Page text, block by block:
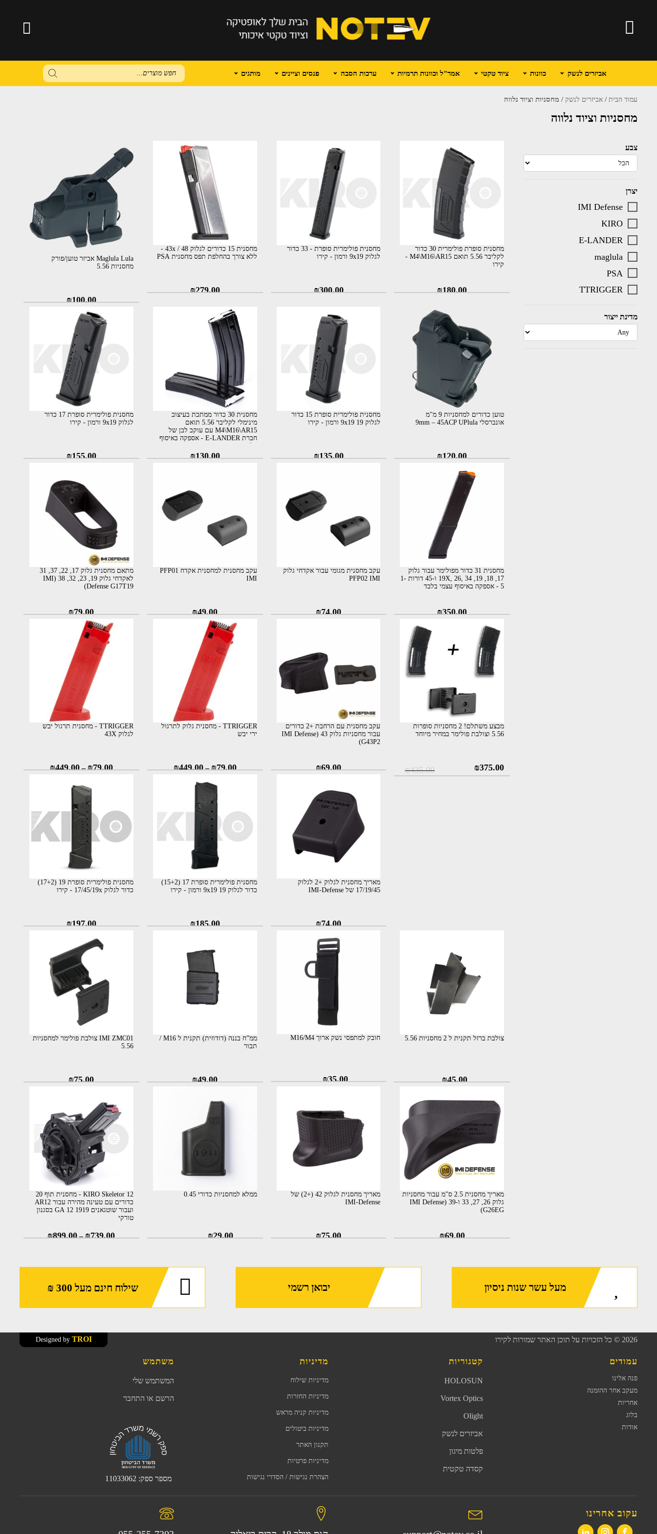
אביזרים לנשק כוונות ציוד טקטי אמר"ל וכוונות תרמיות ערכות הסבה פנסים וציינים מותגים
Products
search
עמוד הבית / אביזרים לנשק / מחסניות וציוד נלווה
מחסניות וציוד נלווה
צבע
יצרן
IMI Defense
KIRO
E-LANDER
maglula
PSA
TTRIGGER
מדינת ייצור
מחסנית סופרת פולימרית 30 כדור
לקליבר 5.56 תואם M4\M16\AR15 -
קירו
₪180.00
מחסנית פולימרית סופרת - 33 כדור
לגלוק 9x19 ורמון - קירו
₪300.00
מחסנית 15 כדורים לגלוק 43x / 48 -
ללא צורך בהחלפת תפס מחסנית PSA
₪279.00
Maglula Lula אביזר טוען/פורק
מחסניות 5.56
₪100.00
טוען כדורים למחסניות 9 מ"מ
אונברסלי 9mm – 45ACP UPlula
₪120.00
מחסנית פולימרית סופרת 15 כדור
לגלוק 19 9x19 ורמון - קירו
₪135.00
מחסנית 30 כדור ממתכת בעיצוב
מינימלי לקליבר 5.56 תואם
M4\M16\AR15 עם עוקב לבן של
חברת E-LANDER - אספקה באיסוף
₪130.00
מחסנית פולימרית סופרת 17 כדור
לגלוק 9x19 ורמון - קירו
₪155.00
מחסנית 31 כדור מפולימר עבור גלוק
17, 18, 19, 19X, 26, 34 ו-45 דורות 1-
5 - אספקה באיסוף עצמי בלבד
₪350.00
עקב מחסנית מגומי עבור אקדחי גלוק
PFP02 IMI
₪74.00
עקב מחסנית למחסנית אקדח PFP01
IMI
₪49.00
מתאם מחסנית גלוק 17, 22, 37, 31
לאקדחי גלוק 19, 23, 32, 38 (IMI
Defense G17T19)
₪79.00
מבצע משתלם! 2 מחסניות סופרות
5.56 וצולבת פולימר במחיר מיוחד
₪435.00המחיר
₪375.00
המחיר
עקב מחסנית עם הרחבת +2 כדורים
עבור מחסניות גלוק 43 (IMI Defense
G43P2)
₪69.00
TTRIGGER - מחסנית גלוק לתרגול
ירי יבש
₪79.00
–
₪449.00
TTRIGGER - מחסנית תרגול יבש
לגלוק 43X
₪79.00
–
₪449.00
מאריך מחסנית לגלוק +2 לגלוק
17/19/45 של IMI-Defense
₪74.00
מחסנית פולימרית סופרת 17 (15+2)
כדור לגלוק 19 9x19 ורמון - קירו
₪185.00
מחסנית פולימרית סופרת 19 (17+2)
כדור לגלוק 17/45/19x - קירו
₪197.00
צולבת ברזל תקנית ל 2 מחסניות 5.56
₪45.00
חובק למתפסי נשק ארוך M16/M4
₪35.00
ממ”ח בננה (דודוזית) תקנית ל M16 /
תבור
₪49.00
IMI ZMC01 צולבת פולימר למחסניות
5.56
₪75.00
מאריך מחסנית 2.5 ס"מ עבור מחסניות
גלוק 26, 27, 33 ו-39 (IMI Defense
G26EG)
₪69.00
מאריך מחסנית לגלוק 42 (+2) של
IMI-Defense
₪75.00
ממלא למחסניות כדורי 0.45
₪29.00
KIRO Skeletor 12 - מחסנית תוף 20
כדורים עם טעינה מהירה עבור AR12
ועבור שוטגאנים 1919 12 GA בסגנון
טורקי
₪739.00
–
₪899.00
מעל עשר שנות ניסיון יבואן רשמי שילוח חינם מעל 300 ₪
2026 © כל הזכויות על תוכן האתר שמורות לקירו TROI
Designed by
עמודים
פנה אלינו
מעקב אחר ההזמנה
אחריות
בלוג
אודות
קטגוריות
HOLOSUN
Vortex Optics
Olight
אביזרים לנשק
פלטות מיגון
קסדה טקטית
מדיניות
מדיניות שילוח
מדיניות החזרות
מדיניות קניה מראש
מדיניות ביטולים
תקנון האתר
מדיניות פרטיות
הצהרת נגישות / הסדרי נגישות
משתמש
המשתמש שלי
הרשם או התחבר
מספר ספק: 11033062
עקוב אחרינו